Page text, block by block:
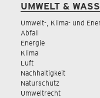
UMWELT &
Umwelt-, Klima- und
Abfall
Energie
Klima
Luft
Nachhaltigkeit
Naturschutz
Umweltrecht